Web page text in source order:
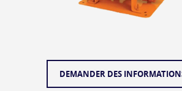
DEMANDER DES